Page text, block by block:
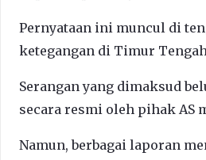
Pernyataan ini muncul di
ketegangan di Timur
Serangan yang dimaksud
secara resmi oleh pihak AS
Namun, berbagai laporan